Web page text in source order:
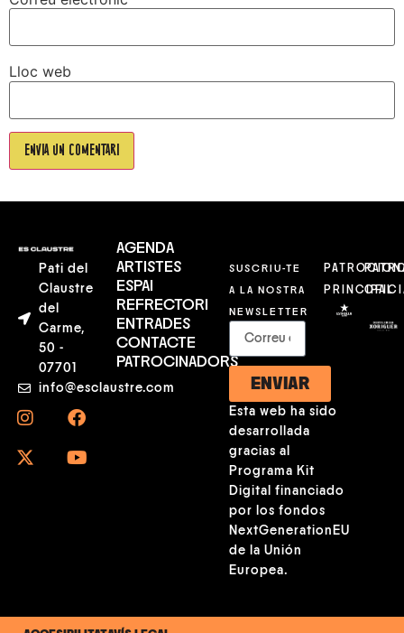
Lloc web
Pati del
Claustre
del
Carme,
50 -
07701
info@esclaustre.com
AGENDA
ARTISTES
ESPAI
REFRECTORI
ENTRADES
CONTACTE
PATROCINADORS
SUSCRIU-TE
A LA NOSTRA
NEWSLETTER
ENVIAR
Esta web ha sido
desarrollada
gracias al
Programa Kit
Digital financiado
por los fondos
NextGenerationEU
de la Unión
Europea.
PRINCIPAL